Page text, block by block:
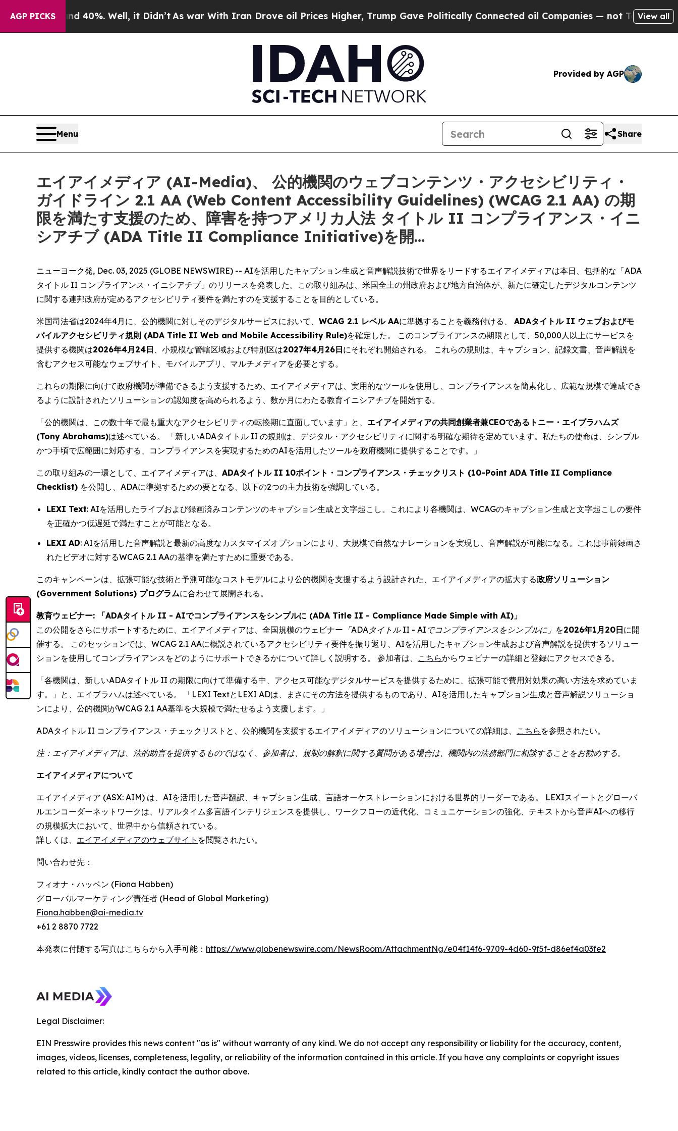
AGP PICKS40%. Well, it Didn’t As war With Iran Drove oil Prices Higher, Trump Gave Politically Connected oil Companies — not Taxpayers — the
View all
Provided by AGP
Menu Share
エイアイメディア (AI-Media)、 公的機関のウェブコンテンツ・アクセシビリティ・
ガイドライン 2.1 AA (Web Content Accessibility Guidelines) (WCAG 2.1 AA) の期
限を満たす支援のため、障害を持つアメリカ人法 タイトル II コンプライアンス・イニ
シアチブ (ADA Title II Compliance Initiative)を開…
ニューヨーク発, Dec. 03, 2025 (GLOBE NEWSWIRE) -- AIを活用したキャプション生成と音声解説技術で世界をリードするエイアイメディアは本日、包括的な「ADA
タイトル II コンプライアンス・イニシアチブ」のリリースを発表した。この取り組みは、米国全土の州政府および地方自治体が、新たに確定したデジタルコンテンツ
に関する連邦政府が定めるアクセシビリティ要件を満たすのを支援することを目的としている。
米国司法省は2024年4月に、公的機関に対しそのデジタルサービスにおいて、 WCAG 2.1 レベル AAに準拠することを義務付ける、 ADAタイトル II ウェブおよびモ
バイルアクセシビリティ規則 (ADA Title II Web and Mobile Accessibility Rule)を確定した。 このコンプライアンスの期限として、50,000人以上にサービスを
提供する機関は2026年4月24日 、小規模な管轄区域および特別区は2027年4月26日にそれぞれ開始される。 これらの規則は、キャプション、記録文書、音声解説を
含むアクセス可能なウェブサイト、モバイルアプリ、マルチメディアを必要とする。
これらの期限に向けて政府機関が準備できるよう支援するため、エイアイメディアは、実用的なツールを使用し、コンプライアンスを簡素化し、広範な規模で達成でき
るように設計されたソリューションの認知度を高められるよう、数か月にわたる教育イニシアチブを開始する。
「公的機関は、この数十年で最も重大なアクセシビリティの転換期に直面しています」と、 エイアイメディアの共同創業者兼CEOであるトニー・エイブラハムズ
(Tony Abrahams)は述べている。 「新しいADAタイトル II の規則は、デジタル・アクセシビリティに関する明確な期待を定めています。私たちの使命は、シンプル
かつ手頃で広範囲に対応する、コンプライアンスを実現するためのAIを活用したツールを政府機関に提供することです。」
この取り組みの一環として、エイアイメディアは、 ADAタイトル II 10ポイント・コンプライアンス・チェックリスト (10-Point ADA Title II Compliance
Checklist) を公開し、ADAに準拠するための要となる、以下の2つの主力技術を強調している。
LEXI Text: AIを活用したライブおよび録画済みコンテンツのキャプション生成と文字起こし。これにより各機関は、WCAGのキャプション生成と文字起こしの要件
を正確かつ低遅延で満たすことが可能となる。
LEXI AD: AIを活用した音声解説と最新の高度なカスタマイズオプションにより、大規模で自然なナレーションを実現し、音声解説が可能になる。これは事前録画さ
れたビデオに対するWCAG 2.1 AAの基準を満たすために重要である。
このキャンペーンは、拡張可能な技術と予測可能なコストモデルにより公的機関を支援するよう設計された、エイアイメディアの拡大する政府ソリューション
(Government Solutions) プログラムに合わせて展開される。
教育ウェビナー: 「ADAタイトル II - AIでコンプライアンスをシンプルに (ADA Title II - Compliance Made Simple with AI)」
この公開をさらにサポートするために、エイアイメディアは、全国規模のウェビナー 「ADAタイトル II - AIでコンプライアンスをシンプルに」 を2026年1月20日に開
催する。 このセッションでは、WCAG 2.1 AAに概説されているアクセシビリティ要件を振り返り、AIを活用したキャプション生成および音声解説を提供するソリュー
ションを使用してコンプライアンスをどのようにサポートできるかについて詳しく説明する。 参加者は、 こちらからウェビナーの詳細と登録にアクセスできる。
「各機関は、新しいADAタイトル II の期限に向けて準備する中、アクセス可能なデジタルサービスを提供するために、拡張可能で費用対効果の高い方法を求めていま
す。」と、エイブラハムは述べている。 「LEXI TextとLEXI ADは、まさにその方法を提供するものであり、AIを活用したキャプション生成と音声解説ソリューショ
ンにより、公的機関がWCAG 2.1 AA基準を大規模で満たせるよう支援します。」
ADAタイトル II コンプライアンス・チェックリストと、公的機関を支援するエイアイメディアのソリューションについての詳細は、 こちら を参照されたい。
注：エイアイメディアは、法的助言を提供するものではなく、参加者は、規制の解釈に関する質問がある場合は、機関内の法務部門に相談することをお勧めする。
エイアイメディアについて
エイアイメディア (ASX: AIM) は、AIを活用した音声翻訳、キャプション生成、言語オーケストレーションにおける世界的リーダーである。 LEXIスイートとグローバ
ルエンコーダーネットワークは、リアルタイム多言語インテリジェンスを提供し、ワークフローの近代化、コミュニケーションの強化、テキストから音声AIへの移行
の規模拡大において、世界中から信頼されている。
詳しくは、 エイアイメディアのウェブサイト を閲覧されたい。
問い合わせ先：
フィオナ・ハッベン (Fiona Habben)
グローバルマーケティング責任者 (Head of Global Marketing)
Fiona.habben@ai-media.tv
+61 2 8870 7722
本発表に付随する写真はこちらから入手可能： https://www.globenewswire.com/NewsRoom/AttachmentNg/e04f14f6-9709-4d60-9f5f-d86ef4a03fe2
Legal Disclaimer:
EIN Presswire provides this news content "as is" without warranty of any kind. We do not accept any responsibility or liability for the accuracy, content,
images, videos, licenses, completeness, legality, or reliability of the information contained in this article. If you have any complaints or copyright issues
related to this article, kindly contact the author above.